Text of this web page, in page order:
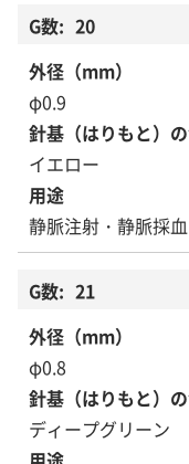
20
φ0.9
イエロー
静脈注射・静脈採血
21
φ0.8
ディープグリーン